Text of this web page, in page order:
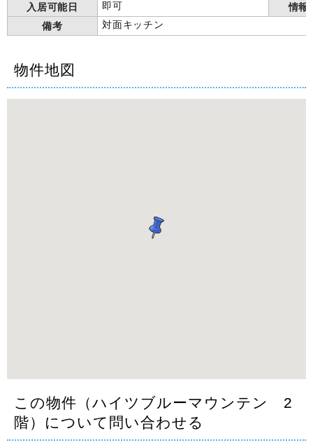
入居可能日 即可
情報
備考
対面キッチン
物件地図
この物件（ハイツブルーマウンテン 2
階）について問い合わせる